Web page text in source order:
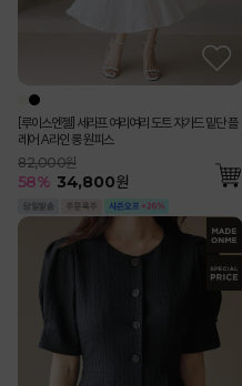
[루이스엔젤] 세라프 여리여리 도트 쟈가드 밑단 플
레어 A라인 롱 원피스
82,000원
58% 34,800원